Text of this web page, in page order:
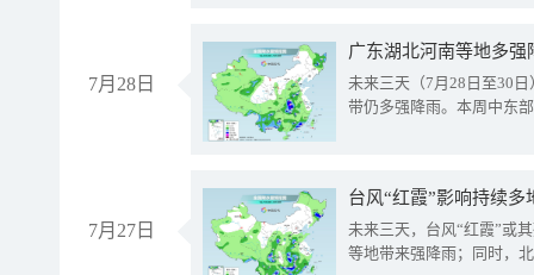
7月28日
广东湖北河南等地多
未来三天（7月28日至30
带仍多强降雨。本周中东
7月27日
台风“红霞”影响持续
未来三天，台风“红霞”或
等地带来强降雨；同时，